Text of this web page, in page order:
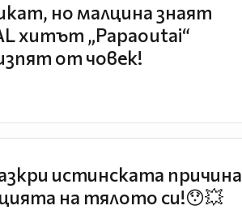
но малцина знаят
хитът „Papaoutai“
от човек!
истинската причина
на тялото си!😯💥